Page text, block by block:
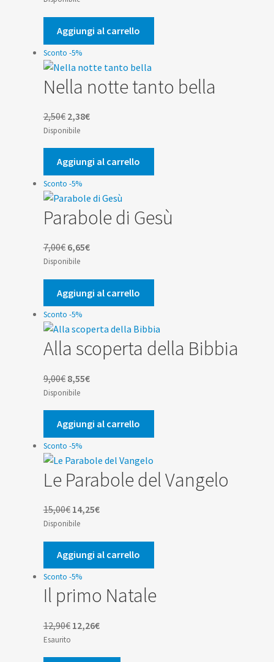
originale
era:
3,60€.
attuale
è:
3,42€.
Aggiungi al carrello
Sconto -5%
Nella notte tanto bella
2,50€ Il
prezzo
originale
era:
2,50€.
2,38€Il
attuale
è:
2,38€.
Disponibile
Aggiungi al carrello
Sconto -5%
Parabole di Gesù
7,00€ Il
prezzo
originale
era:
7,00€.
6,65€Il
attuale
è:
6,65€.
Disponibile
Aggiungi al carrello
Sconto -5%
Alla scoperta della Bibbia
9,00€ Il
prezzo
originale
era:
9,00€.
8,55€Il
attuale
è:
8,55€.
Disponibile
Aggiungi al carrello
Sconto -5%
Le Parabole del Vangelo
15,00€ Il
prezzo
originale
era:
15,00€.
14,25€Il
attuale
è:
14,25€.
Disponibile
Aggiungi al carrello
Sconto -5%
Il primo Natale
12,90€ Il
originale
12,26€Il
attuale
Esaurito